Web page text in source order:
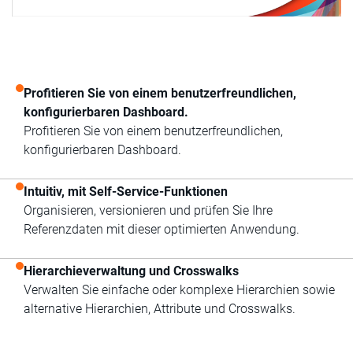
Profitieren Sie von einem benutzerfreundlichen,
konfigurierbaren Dashboard.
Profitieren Sie von einem benutzerfreundlichen,
konfigurierbaren Dashboard.
Intuitiv, mit Self-Service-Funktionen
Organisieren, versionieren und prüfen Sie Ihre
Referenzdaten mit dieser optimierten Anwendung.
Hierarchieverwaltung und Crosswalks
Verwalten Sie einfache oder komplexe Hierarchien sowie
alternative Hierarchien, Attribute und Crosswalks.